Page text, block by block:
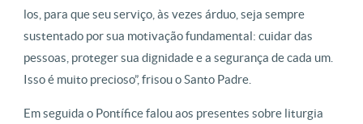
los, para que seu serviço, às vezes árduo, seja sempre
sustentado por sua motivação fundamental: cuidar das
pessoas, proteger sua dignidade e a segurança de cada um.
Isso é muito precioso”, frisou o Santo Padre.
Em seguida o Pontífice falou aos presentes sobre liturgia